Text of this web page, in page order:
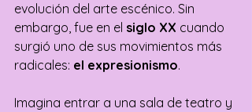
evolución del arte escénico. Sin
embargo, fue en el siglo XX cuando
surgió uno de sus movimientos más
radicales: el expresionismo.
Imagina entrar a una sala de teatro y